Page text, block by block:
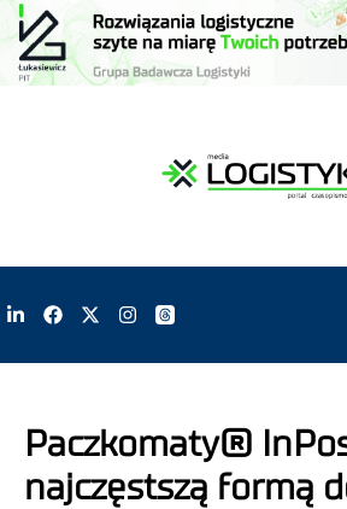
Paczkomaty®
najczęstszą formą